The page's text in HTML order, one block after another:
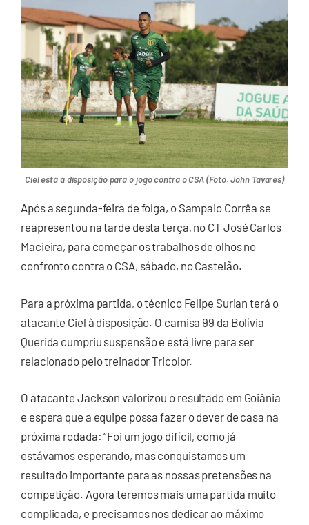
Ciel está à disposição para o jogo contra o CSA (Foto: John Tavares)
Após a segunda-feira de folga, o Sampaio Corrêa se
reapresentou na tarde desta terça, no CT José Carlos
Macieira, para começar os trabalhos de olhos no
confronto contra o CSA, sábado, no Castelão.
Para a próxima partida, o técnico Felipe Surian terá o
atacante Ciel à disposição. O camisa 99 da Bolívia
Querida cumpriu suspensão e está livre para ser
relacionado pelo treinador Tricolor.
O atacante Jackson valorizou o resultado em Goiânia
e espera que a equipe possa fazer o dever de casa na
próxima rodada: “Foi um jogo difícil, como já
estávamos esperando, mas conquistamos um
resultado importante para as nossas pretensões na
competição. Agora teremos mais uma partida muito
complicada, e precisamos nos dedicar ao máximo